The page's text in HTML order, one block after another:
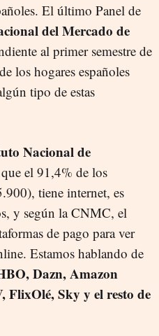
El último Panel de
del Mercado de
al primer semestre de
los hogares españoles
tipo de estas
Nacional de
el 91,4% de los
tiene internet, es
y según la CNMC, el
de pago para ver
Estamos hablando de
Dazn, Amazon
FlixOlé, Sky y el resto de